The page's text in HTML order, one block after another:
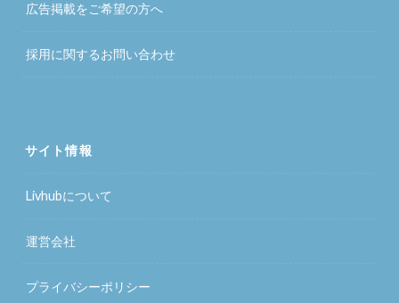
広告掲載をご希望の方へ
採用に関するお問い合わせ
サイト情報
Livhubについて
運営会社
プライバシーポリシー